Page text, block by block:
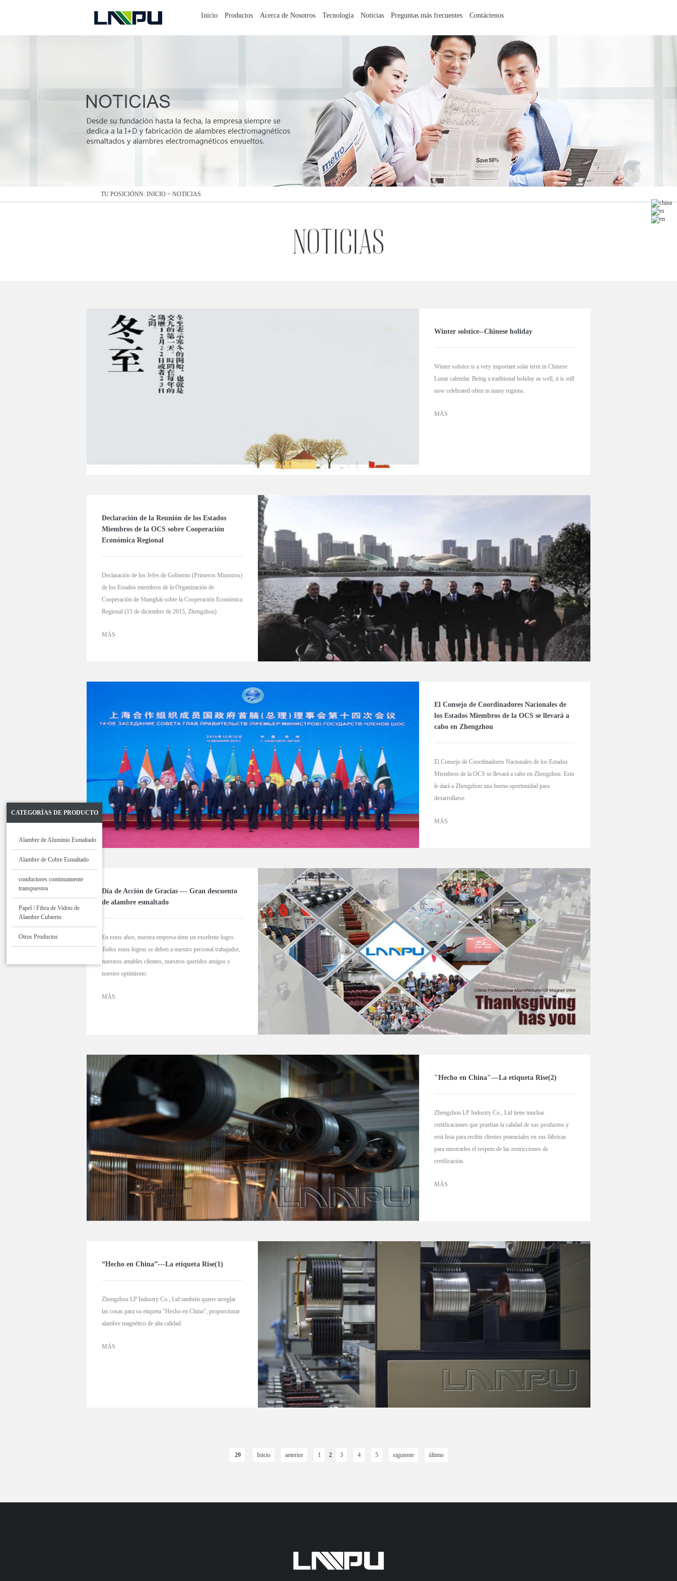
Inicio Productos Acerca de Nosotros Tecnología Noticias Preguntas más frecuentes Contáctenos
TU POSICIÓNN: INICIO > NOTICIAS
NOTICIAS
Winter solstice--Chinese holiday
Winter solstice is a very important solar term in Chinese
Lunar calendar. Being a traditional holiday as well, it is still
now celebrated often in many regions.
MÁS
Declaración de la Reunión de los Estados
Miembros de la OCS sobre Cooperación
Económica Regional
Declaración de los Jefes de Gobierno (Primeros Ministros)
de los Estados miembros de la Organización de
Cooperación de Shanghái sobre la Cooperación Económica
Regional (15 de diciembre de 2015, Zhengzhou)
MÁS
El Consejo de Coordinadores Nacionales de
los Estados Miembros de la OCS se llevará a
cabo en Zhengzhou
El Consejo de Coordinadores Nacionales de los Estados
Miembros de la OCS se llevará a cabo en Zhengzhou. Esto
le dará a Zhengzhou una buena oportunidad para
desarrollarse.
MÁS
Día de Acción de Gracias --- Gran descuento
de alambre esmaltado
En estos años, nuestra empresa tiene un excelente logro.
Todos estos logros se deben a nuestro personal trabajador,
nuestros amables clientes, nuestros queridos amigos y
nuestro optimismo.
MÁS
"Hecho en China"---La etiqueta Rise(2)
Zhengzhou LP Industry Co., Ltd tiene muchas
certificaciones que prueban la calidad de sus productos y
está lista para recibir clientes potenciales en sus fábricas
para mostrarles el respeto de las restricciones de
certificación.
MÁS
“Hecho en China”---La etiqueta Rise(1)
Zhengzhou LP Industry Co., Ltd también quiere arreglar
las cosas para su etiqueta "Hecho en China", proporcionar
alambre magnético de alta calidad.
MÁS
29 Inicio anterior 1 2 3 4 5 siguiente último
CATEGORÍAS DE PRODUCTO
Alambre de Aluminio Esmaltado
Alambre de Cobre Esmaltado
conductores continuamente
transpuestos
Papel / Fibra de Vidrio de
Alambre Cubierto
Otros Productos